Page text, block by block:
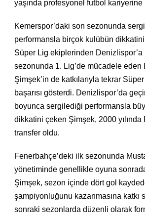
yaşında profesyonel futbol kariyerine
Kemerspor’daki son sezonunda
performansla birçok kulübün
Süper Lig ekiplerinden Denizlispor’a
sezonunda 1. Lig’de mücadele eden
Şimşek’in de katkılarıyla tekrar
başarısı gösterdi. Denizlispor’da
boyunca sergilediği performansla
dikkatini çeken Şimşek, 2000 yılında
transfer oldu.
Fenerbahçe’deki ilk sezonunda
yönetiminde genellikle oyuna
Şimşek, sezon içinde dört gol
şampiyonluğunu kazanmasına katkı
sonraki sezonlarda düzenli olarak